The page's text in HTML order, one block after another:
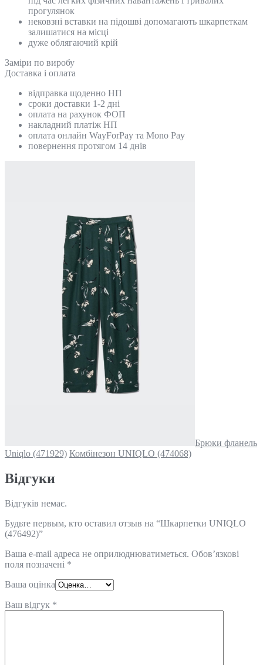
прогулянок
нековзні вставки на підошві допомагають шкарпеткам
залишатися на місці
дуже облягаючий крій
Замiри по виробу
Доставка і оплата
відправка щоденно НП
сроки доставки 1-2 дні
оплата на рахунок ФОП
накладний платіж НП
оплата онлайн WayForPay та Mono Pay
повернення протягом 14 днів
Брюки фланель
Uniqlo (471929) Комбінезон UNIQLO (474068)
Відгуки
Відгуків немає.
Будьте первым, кто оставил отзыв на “Шкарпетки UNIQLO
(476492)”
Ваша e-mail адреса не оприлюднюватиметься. Обов’язкові
поля позначені *
Ваша оцінка
Ваш відгук *